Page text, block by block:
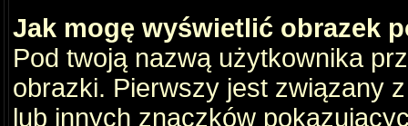
Jak mogę wyświetlić obrazek
Pod twoją nazwą użytkownika
obrazki. Pierwszy jest związany
lub innych znaczków